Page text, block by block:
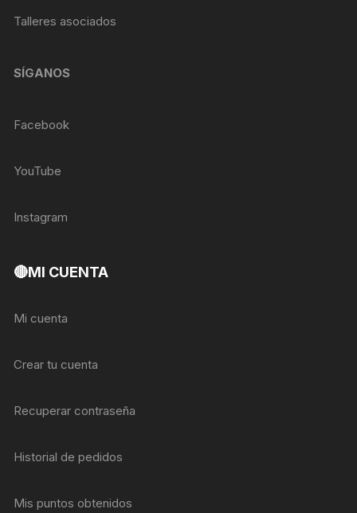
Talleres asociados
SÍGANOS
Facebook
YouTube
Instagram
🔴MI CUENTA
Mi cuenta
Crear tu cuenta
Recuperar contraseña
Historial de pedidos
Mis puntos obtenidos